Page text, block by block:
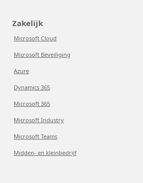
Zakelijk
Microsoft Cloud
Microsoft Beveiliging
Azure
Dynamics 365
Microsoft 365
Microsoft Industry
Microsoft Teams
Midden- en kleinbedrijf